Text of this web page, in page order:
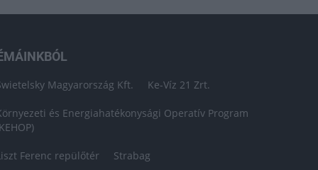
Magyarország Kft. Ke-Víz 21 Zrt.
és Energiahatékonysági Operatív Program
Ferenc repülőtér Strabag